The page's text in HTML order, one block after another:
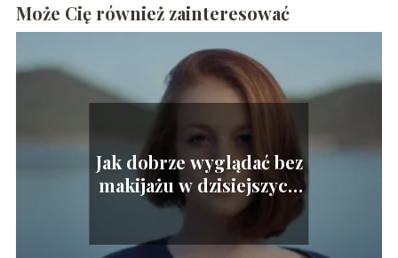
Może Cię również zainteresować
Jak dobrze wyglądać bez
makijażu w dzisiejszych
czasach?